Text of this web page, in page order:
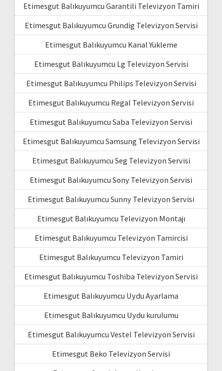
Etimesgut Balıkuyumcu Garantili Televizyon Tamiri
Etimesgut Balıkuyumcu Grundig Televizyon Servisi
Etimesgut Balıkuyumcu Kanal Yükleme
Etimesgut Balıkuyumcu Lg Televizyon Servisi
Etimesgut Balıkuyumcu Philips Televizyon Servisi
Etimesgut Balıkuyumcu Regal Televizyon Servisi
Etimesgut Balıkuyumcu Saba Televizyon Servisi
Etimesgut Balıkuyumcu Samsung Televizyon Servisi
Etimesgut Balıkuyumcu Seg Televizyon Servisi
Etimesgut Balıkuyumcu Sony Televizyon Servisi
Etimesgut Balıkuyumcu Sunny Televizyon Servisi
Etimesgut Balıkuyumcu Televizyon Montajı
Etimesgut Balıkuyumcu Televizyon Tamircisi
Etimesgut Balıkuyumcu Televizyon Tamiri
Etimesgut Balıkuyumcu Toshiba Televizyon Servisi
Etimesgut Balıkuyumcu Uydu Ayarlama
Etimesgut Balıkuyumcu Uydu kurulumu
Etimesgut Balıkuyumcu Vestel Televizyon Servisi
Etimesgut Beko Televizyon Servisi